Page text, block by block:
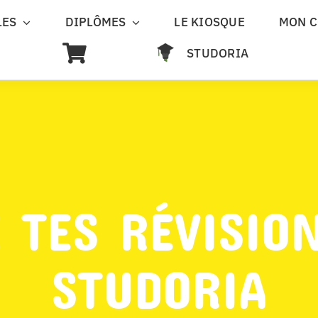
DIPLÔMES LE KIOSQUE
MON
STUDORIA
TES
STUDORIA